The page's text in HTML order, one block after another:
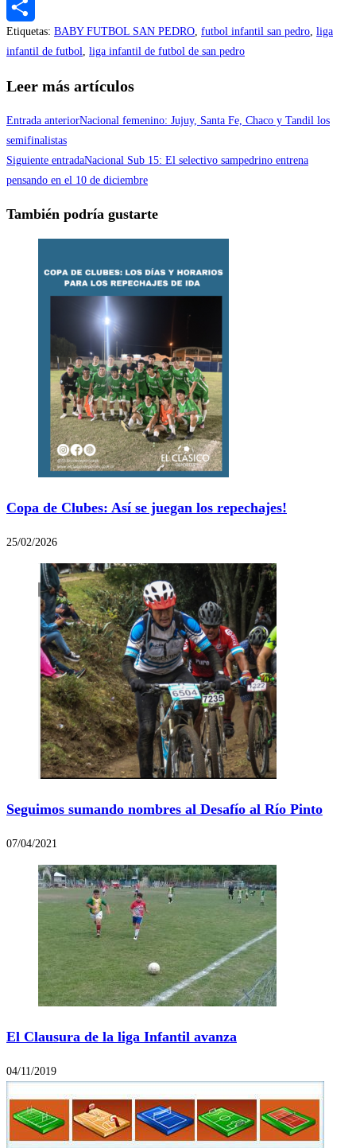
Messenger
Compartir
Etiquetas: BABY FUTBOL SAN PEDRO, futbol infantil san pedro, liga
infantil de futbol, liga infantil de futbol de san pedro
Leer más artículos
Entrada anteriorNacional femenino: Jujuy, Santa Fe, Chaco y Tandil los
semifinalistas
Siguiente entradaNacional Sub 15: El selectivo sampedrino entrena
pensando en el 10 de diciembre
También podría gustarte
Copa de Clubes: Así se juegan los repechajes!
25/02/2026
Seguimos sumando nombres al Desafío al Río Pinto
07/04/2021
El Clausura de la liga Infantil avanza
04/11/2019